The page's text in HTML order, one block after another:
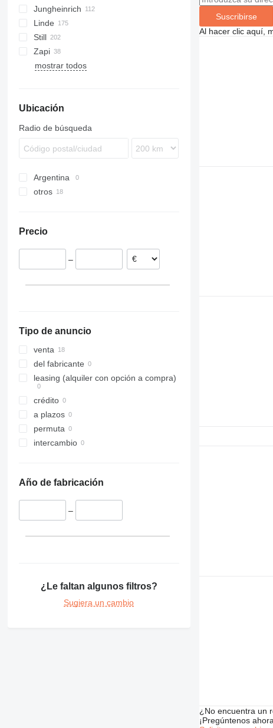
H-series
531
533
535
541
Jungheinrich
Linde
D-series
H-series
L-series
A-Class
Still
FM
R-series
Zapi
mostrar todos
Ubicación
Radio de búsqueda
Argentina
otros
Precio
–
Tipo de anuncio
venta
del fabricante
leasing (alquiler con opción a compra)
crédito
a plazos
permuta
intercambio
Año de fabricación
–
¿Le faltan algunos filtros?
Sugiera un cambio
Suscribirse
Al hacer clic aquí,
¿No encuentra un
¡Pregúntenos